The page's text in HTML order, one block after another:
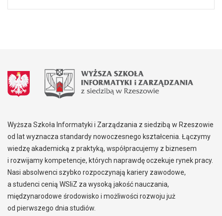
Wyższa Szkoła Informatyki i Zarządzania z siedzibą w Rzeszowie
od lat wyznacza standardy nowoczesnego kształcenia. Łączymy
wiedzę akademicką z praktyką, współpracujemy z biznesem
i rozwijamy kompetencje, których naprawdę oczekuje rynek pracy.
Nasi absolwenci szybko rozpoczynają kariery zawodowe,
a studenci cenią WSIiZ za wysoką jakość nauczania,
międzynarodowe środowisko i możliwości rozwoju już
od pierwszego dnia studiów.